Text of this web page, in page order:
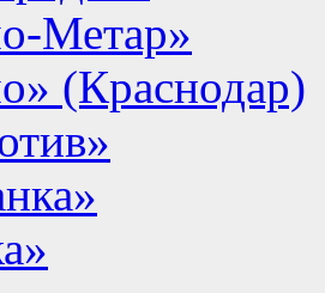
Метар»
(Краснодар)